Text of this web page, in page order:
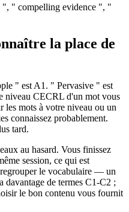
", " compelling evidence ", "
la place de
" est A1. " Pervasive " est
niveau CECRL d'un mot vous
les mots à votre niveau ou un
connaissez probablement.
tard.
au hasard. Vous finissez
session, ce qui est
le vocabulaire — un
davantage de termes C1-C2 ;
le bon contenu vous fournit